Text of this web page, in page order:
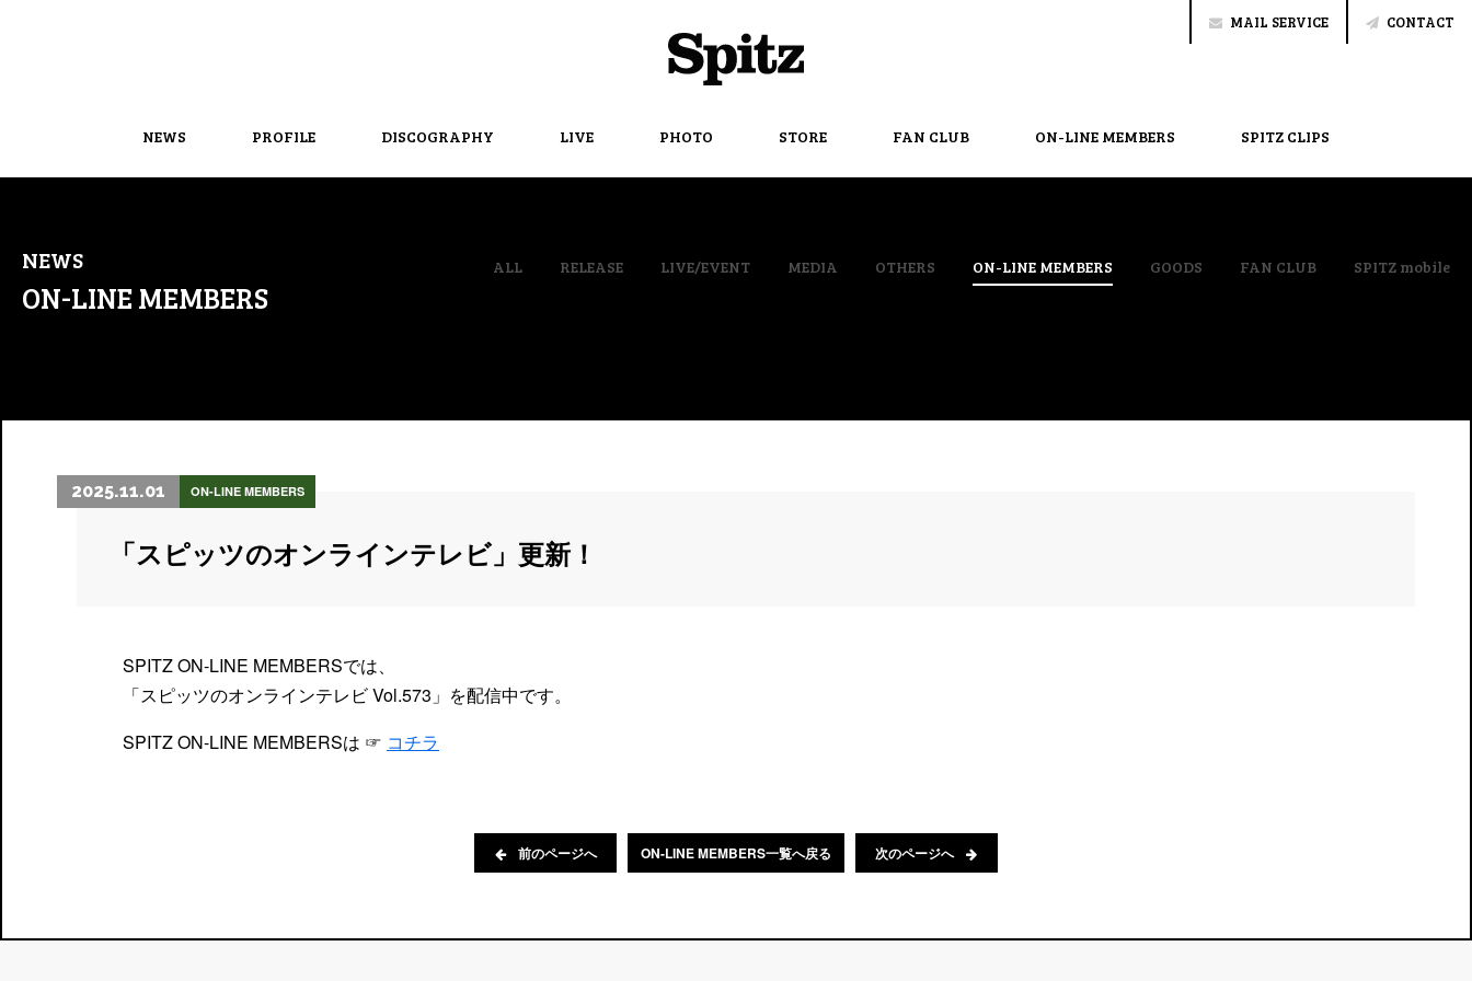
NEWS PROFILE DISCOGRAPHY LIVE PHOTO STORE FAN CLUB ON-LINE MEMBERS SPITZ CLIPS
MAIL SERVICE CONTACT
NEWS
ON-LINE MEMBERS
ALL RELEASE LIVE/EVENT MEDIA OTHERS ON-LINE MEMBERS GOODS FAN CLUB SPITZ mobile
2025.11.01 ON-LINE MEMBERS
「スピッツのオンラインテレビ」更新！
SPITZ ON-LINE MEMBERSでは、
「スピッツのオンラインテレビ Vol.573」を配信中です。
SPITZ ON-LINE MEMBERSは ☞ コチラ
前のページへ ON-LINE MEMBERS一覧へ戻る 次のページへ